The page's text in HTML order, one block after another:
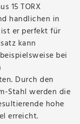
15 TORX
handlichen in
er perfekt für
kann
bei
Durch den
Stahl werden die
hohe
erreicht.